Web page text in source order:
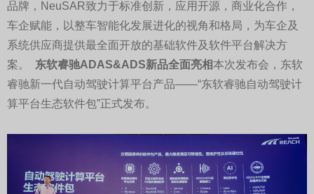
品牌，NeuSAR致力于标准创新，应用开源，商业化合作，
车企赋能，以整车智能化发展进化的视角和格局，为车企及
系统供应商提供最全面开放的基础软件及软件平台解决方
案。 东软睿驰ADAS&ADS新品全面亮相本次发布会，东软
睿驰新一代自动驾驶计算平台产品——“东软睿驰自动驾驶计
算平台生态软件包”正式发布。